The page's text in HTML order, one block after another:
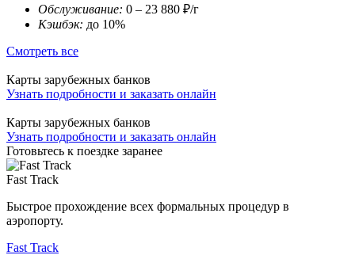
Обслуживание: 0 – 23 880 ₽/г
Кэшбэк: до 10%
Смотреть все
Карты зарубежных банков
Узнать подробности и заказать онлайн
Карты зарубежных банков
Узнать подробности и заказать онлайн
Готовьтесь к поездке заранее
Fast Track
Быстрое прохождение всех формальных процедур в
аэропорту.
Fast Track